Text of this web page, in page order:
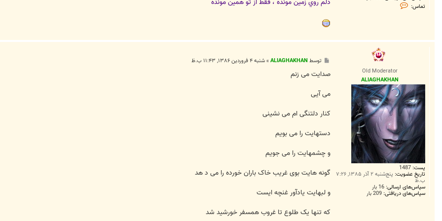
تماس:
ت
.
E
D
Old Moderator
ALIAGHAKHAN
پست: 1487
تاریخ عضویت: پنج‌شنبه ۲ آذر ۱۳۸۵, ۷:۲۶
ب.ظ
سپاس‌های ارسالی: 16 بار
سپاس‌های دریافتی: 209 بار
ت
توسط ALIAGHAKHAN
»شنبه ۴ فروردین ۱۳۸۶, ۱۱:۴۳ ب.ظ
صدايت می زنم
می آيی
کنار دلتنگی ام می نشينی
دستهايت را می بویم
و چشمهايت را می جویم
گونه هايت بوی غريب خاک باران خورده را می د هد
و لبهايت يادآور غنچه ايست
که تنها يک طلوع تا غروب همسفر خورشيد شد